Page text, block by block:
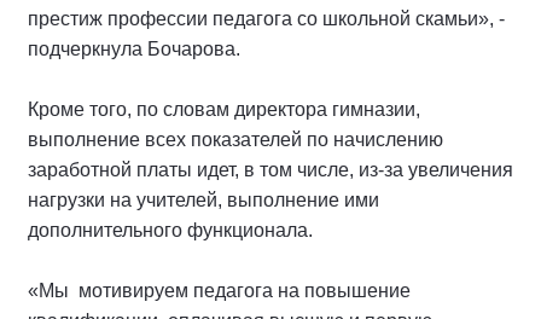
престиж профессии педагога со школьной скамьи», -
подчеркнула Бочарова.
Кроме того, по словам директора гимназии,
выполнение всех показателей по начислению
заработной платы идет, в том числе, из-за увеличения
нагрузки на учителей, выполнение ими
дополнительного функционала.
«Мы мотивируем педагога на повышение